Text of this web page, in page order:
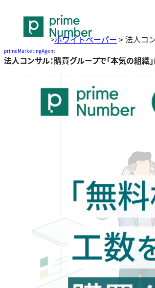
>ホワイトペーパー > 法人コ
primeMarketingAgent
法人コンサル：購買グループで「本気の組織